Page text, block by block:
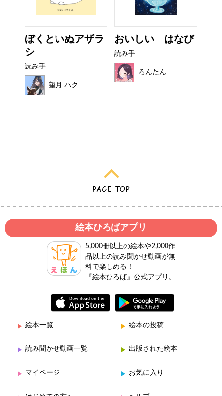
ぼくといぬアザラ
シ
読み手
望月 ハク
おいしい はなび
読み手
ろんたん
絵本ひろばアプリ
5,000冊以上の絵本や2,000作
品以上の読み聞かせ動画が無
料で楽しめる！
『絵本ひろば』公式アプリ。
絵本一覧 絵本の投稿
読み聞かせ動画一覧 出版された絵本
マイページ お気に入り